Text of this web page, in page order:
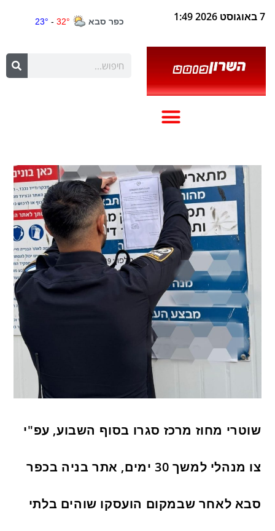
7 באוגוסט 2026 1:49
שוטרי מחוז מרכז סגרו בסוף השבוע, עפ"י
צו מנהלי למשך 30 ימים, אתר בניה בכפר
סבא לאחר שבמקום הועסקו שוהים בלתי